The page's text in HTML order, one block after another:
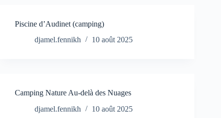
Piscine d’Audinet (camping)
djamel.fennikh
10 août 2025
Camping Nature Au-delà des Nuages
djamel.fennikh
10 août 2025